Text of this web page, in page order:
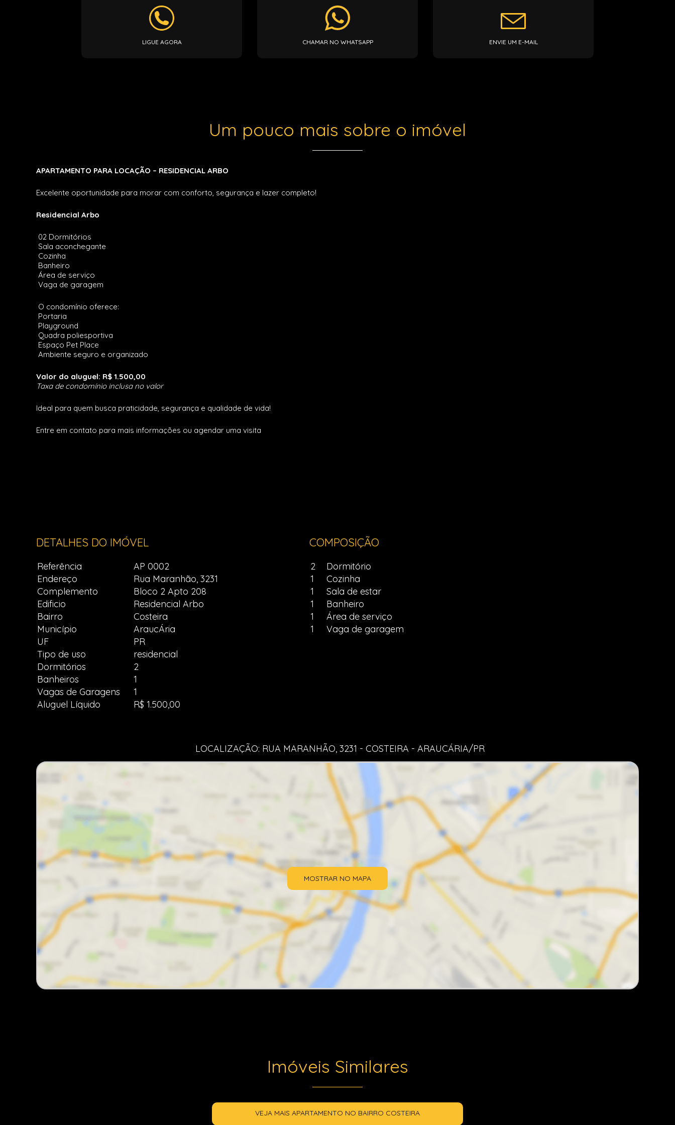
LIGUE AGORA CHAMAR NO WHATSAPP ENVIE UM E-MAIL
Um pouco mais sobre o imóvel
APARTAMENTO PARA LOCAÇÃO – RESIDENCIAL ARBO
Excelente oportunidade para morar com conforto, segurança e lazer completo!
Residencial Arbo
02 Dormitórios
Sala aconchegante
Cozinha
Banheiro
Área de serviço
Vaga de garagem
O condomínio oferece:
Portaria
Playground
Quadra poliesportiva
Espaço Pet Place
Ambiente seguro e organizado
Valor do aluguel: R$ 1.500,00
Taxa de condomínio inclusa no valor
Ideal para quem busca praticidade, segurança e qualidade de vida!
Entre em contato para mais informações ou agendar uma visita
DETALHES DO IMÓVEL
Referência
AP 0002
Endereço
Rua Maranhão, 3231
Complemento
Bloco 2 Apto 208
Edificio
Residencial Arbo
Bairro
Costeira
Município
AraucÁria
UF
PR
Tipo de uso
residencial
Dormitórios
2
Banheiros
1
Vagas de Garagens
1
Aluguel Líquido
R$ 1.500,00
COMPOSIÇÃO
2
Dormitório
1
Cozinha
1
Sala de estar
1
Banheiro
1
Área de serviço
1
Vaga de garagem
LOCALIZAÇÃO: RUA MARANHÃO, 3231 - COSTEIRA - ARAUCÁRIA/PR
MOSTRAR NO MAPA
Imóveis Similares
VEJA MAIS APARTAMENTO NO BAIRRO COSTEIRA